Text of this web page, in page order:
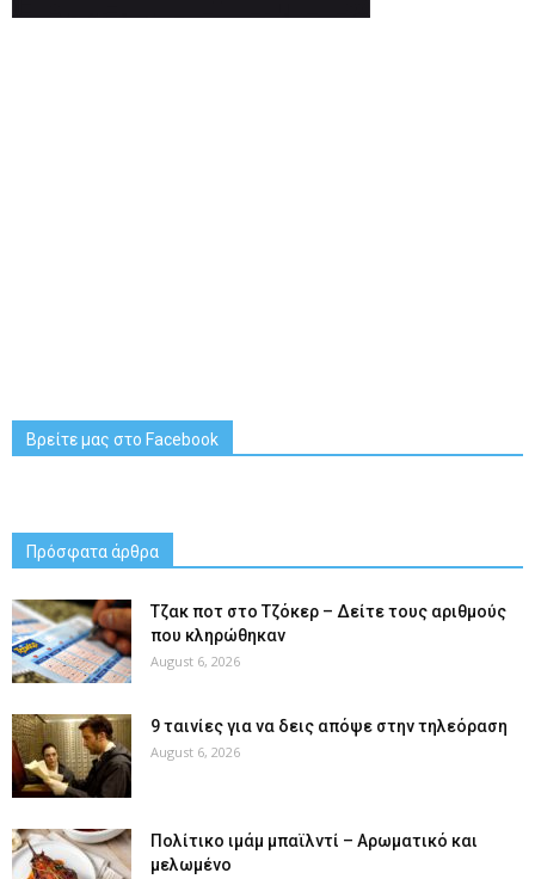
Βρείτε μας στο Facebook
Πρόσφατα άρθρα
Tζακ ποτ στο Τζόκερ – Δείτε τους αριθμούς
που κληρώθηκαν
August 6, 2026
9 ταινίες για να δεις απόψε στην τηλεόραση
August 6, 2026
Πολίτικο ιμάμ μπαϊλντί – Αρωματικό και
μελωμένο